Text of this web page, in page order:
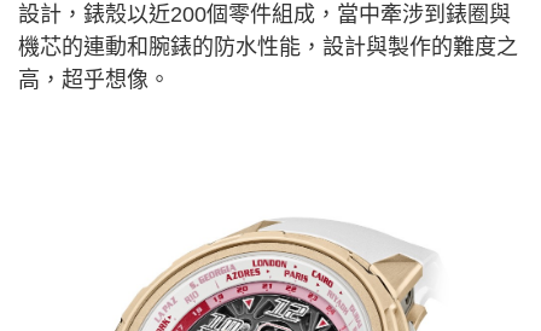
設計，錶殼以近200個零件組成，當中牽涉到錶圈與
機芯的連動和腕錶的防水性能，設計與製作的難度之
高，超乎想像。